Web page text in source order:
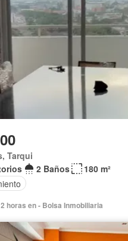
Tarqui
2 Baños
180 m²
horas en - Bolsa Inmobiliaria